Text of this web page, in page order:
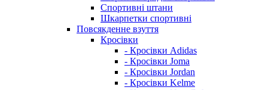
Спортивні штани
Шкарпетки спортивні
Повсякденне взуття
Кросівки
- Кросівки Adidas
- Кросівки Joma
- Кросівки Jordan
- Кросівки Kelme